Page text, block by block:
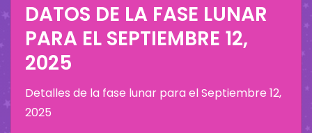
DATOS DE LA FASE LUNAR
PARA EL SEPTIEMBRE 12,
2025
Detalles de la fase lunar para elSeptiembre 12,
2025